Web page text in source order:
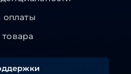
товара